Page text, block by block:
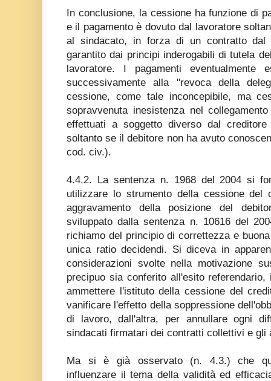
In conclusione, la cessione ha funzione di
e il pagamento è dovuto dal lavoratore
al sindacato, in forza di un contratto
garantito dai principi inderogabili di tutela
lavoratore. I pagamenti
successivamente alla "revoca della
cessione, come tale inconcepibile, ma
sopravvenuta inesistenza nel
effettuati a soggetto diverso dal
soltanto se il debitore non ha avuto
cod. civ.).
4.4.2. La sentenza n. 1968 del 2004 si
utilizzare lo strumento della cessione del
aggravamento della posizione del
sviluppato dalla sentenza n. 10616 del
richiamo del principio di correttezza e
unica ratio decidendi. Si diceva in
considerazioni svolte nella motivazione
precipuo sia conferito all'esito
ammettere l'istituto della cessione del
vanificare l'effetto della soppressione
di lavoro, dall'altra, per annullare ogni
sindacati firmatari dei contratti collettivi e gli
Ma si è già osservato (n. 4.3.) che
influenzare il tema della validità ed